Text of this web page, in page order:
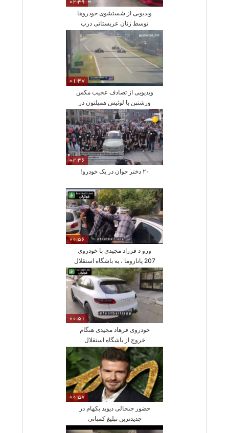
02:39
ویدیویی از شستشوی خودروها
توسط زنان عربستانی درب
منزل
01:47
ویدیویی از تصادف عجیب مکس
ورشتپن با لوئیس همیلتون در
مسابقات فرمول یک
02:36
۲۰ دختر جوان در یک خودرو!
00:56
ورو د فرزاد مجیدی با خودروی
207 پاناروما ، به باشگاه استقلال
و عکس یادگاری هوادارن
00:51
خودروی فرهاد مجیدی هنگام
خروج از باشگاه استقلال
00:57
حضور جنجالی دیوید بکهام در
جدیدترین تبلیغ کمپانی
خودروسازی مازاراتی